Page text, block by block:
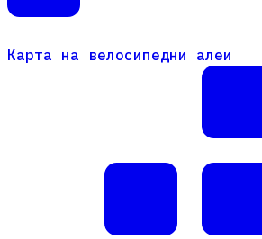
Карта на велосипедни алеи
Карта на велосипедни алеи